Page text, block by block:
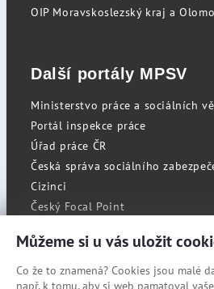
OIP Moravskoslezský kraj a
Další portály MPSV
Ministerstvo práce a sociálních
Portál inspekce práce
Úřad práce ČR
Česká správa sociálního
Cizinci
Český Focal Point
RSS
Můžeme si u vás uložit
Co že to znamená? Cookies jsou malé
např. k tomu, aby si web pamatoval